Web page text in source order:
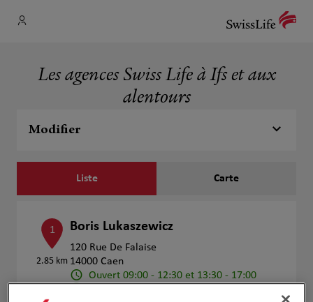
Les agences Swiss Life à Ifs et aux
alentours
Modifier
Liste Carte
1
2.85 km
Boris Lukaszewicz
120 Rue De Falaise
14000 Caen
Ouvert 09:00 - 12:30 et 13:30 - 17:00
Ouvert sur rdv 17:00 - 19:00